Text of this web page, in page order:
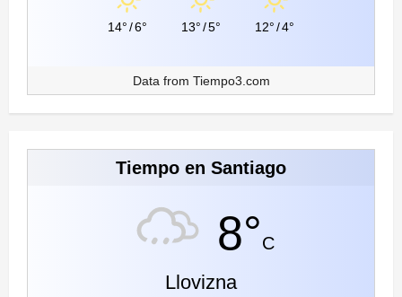
14°/6° 13°/5° 12°/4°
Data from Tiempo3.com
Tiempo en Santiago
8°C
Llovizna